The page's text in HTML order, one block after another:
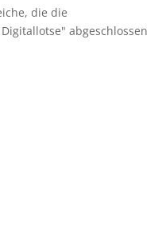
die die
abgeschlossen